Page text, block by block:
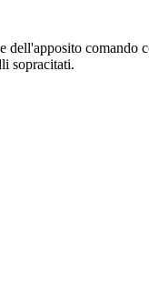
sopracitati.